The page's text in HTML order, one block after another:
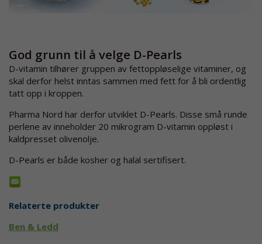
God grunn til å velge D-Pearls
D-vitamin tilhører gruppen av fettoppløselige vitaminer, og
skal derfor helst inntas sammen med fett for å bli ordentlig
tatt opp i kroppen.
Pharma Nord har derfor utviklet D-Pearls. Disse små runde
perlene av inneholder 20 mikrogram D-vitamin oppløst i
kaldpresset olivenolje.
D-Pearls er både kosher og halal sertifisert.
Relaterte produkter
Ben & Ledd